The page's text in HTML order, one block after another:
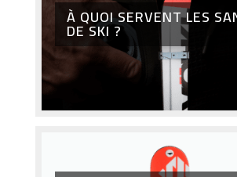
À QUOI SERVENT LES
DE SKI ?